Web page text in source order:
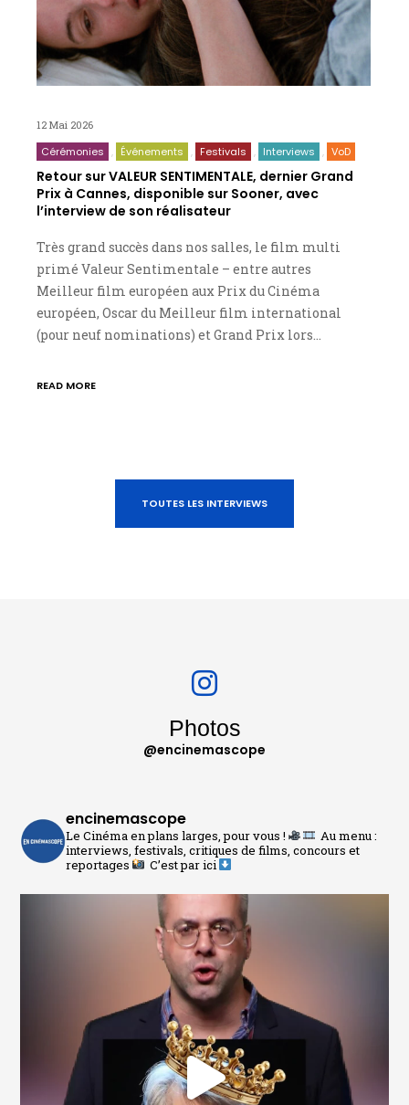
12 Mai 2026
Cérémonies Événements Festivals Interviews VoD
Retour sur VALEUR SENTIMENTALE, dernier Grand
Prix à Cannes, disponible sur Sooner, avec
l’interview de son réalisateur
Très grand succès dans nos salles, le film multi
primé Valeur Sentimentale – entre autres
Meilleur film européen aux Prix du Cinéma
européen, Oscar du Meilleur film international
(pour neuf nominations) et Grand Prix lors…
READ MORE
TOUTES LES INTERVIEWS
Photos
@encinemascope
encinemascope
Le Cinéma en plans larges, pour vous !
Au menu :
interviews, festivals, critiques de films, concours et
reportages
C’est par ici